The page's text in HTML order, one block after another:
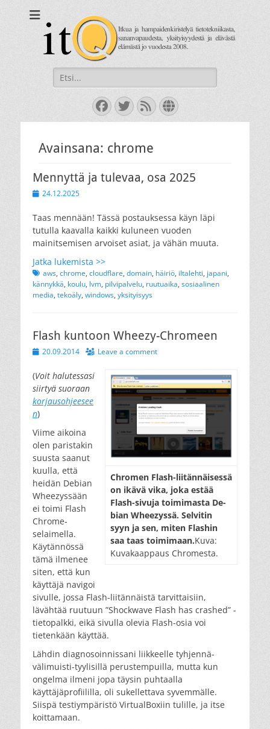
Itkua ja hammastenkiristelyä jo vuodesta 2008.
Search
for:
Facebook
Twitter
FeedWebsite
Avainsana: chrome
Mennyttä ja tulevaa, osa 2025
Posted
24.12.2025
Taas mennään! Tässä postauksessa käyn läpi
tutulla kaavalla kaikki kuluneen vuoden
mainitsemisen arvoiset asiat, ja vähän muuta.
Jatka lukemista >>
Tagsaws, chrome, cloudflare, domain, häiriö, iltalehti, japani,
kännykkä, koulu, lvm, pilvipalvelu, ruutuaika, sosiaalinen
media, tekoäly, windows, yksityisyys
Flash kuntoon Wheezy-Chromeen
Posted
20.09.2014 Leave a comment
Chro­men Flash-lii­tän­näi­ses­sä
on ikä­vä vi­ka, jo­ka es­tää
Flash-si­vu­ja toi­mi­mas­ta De­
bian Whee­zys­sä. Sel­vi­tin
syyn ja sen, mi­ten Flashin
saa taas toi­mi­maan.Kuva:
Kuvakaappaus Chromesta.
(Voit halutessasi
siirtyä suoraan
korjausohjeesee
n)
Viime aikoina
olen paristakin
suusta saanut
kuulla, että
heidän Debian
Wheezyssään
ei toimi Flash
Chrome-
selaimella.
Käytännössä
tämä ilmenee
siten, että kun
käyttäjä navigoi
sivulle, jossa Flash-liitännäistä tarvittaisiin,
lävähtää ruutuun ”Shockwave Flash has crashed” -
tietopalkki, eikä sivulla olevia Flash-osia voi
tietenkään käyttää.
Lähdin diagnosoinnissani liikkeelle tyhjennä-
välimuisti-tyylisillä perustempuilla, mutta kun
ongelma ilmeni jopa täysin puhtaalla
käyttäjäprofiililla, oli sukellettava syvemmälle.
Siispä testiympäristö VirtualBoxiin tulille, ja itse
koittamaan.